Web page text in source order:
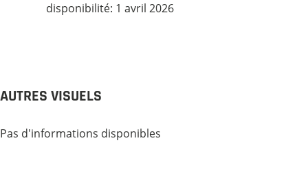
disponibilité: 1 avril 2026
AUTRES VISUELS
Pas d'informations disponibles